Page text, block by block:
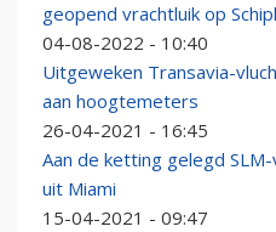
geopend vrachtluik op
04-08-2022 - 10:40
Uitgeweken Transavia-
aan hoogtemeters
26-04-2021 - 16:45
Aan de ketting gelegd
uit Miami
15-04-2021 - 09:47